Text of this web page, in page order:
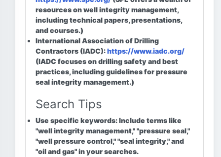
resources on well integrity management,
including technical papers, presentations,
and courses.)
International Association of Drilling
Contractors (IADC):https://www.iadc.org/
(IADC focuses on drilling safety and best
practices, including guidelines for pressure
seal integrity management.)
Search Tips
Use specific keywords:Include terms like
"well integrity management," "pressure seal,"
"well pressure control," "seal integrity," and
"oil and gas" in your searches.